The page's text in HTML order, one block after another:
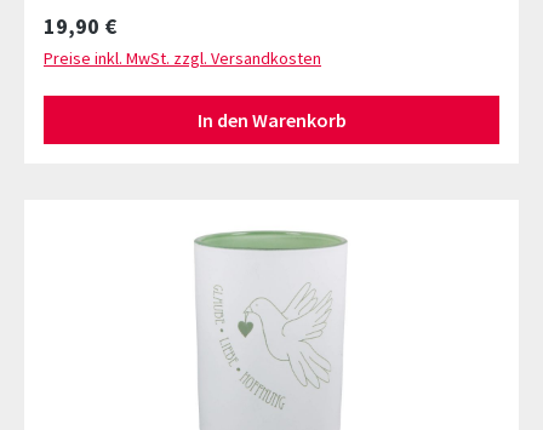
Regulärer Preis:
19,90 €
Preise inkl. MwSt. zzgl. Versandkosten
In den Warenkorb